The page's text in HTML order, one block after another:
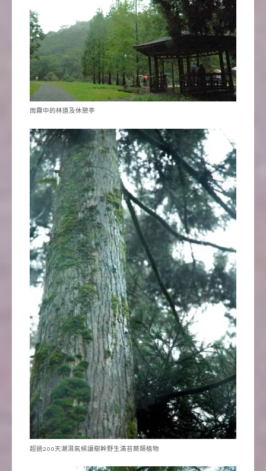
雨霧中的林道及休憩亭
超過200天潮濕氣候讓樹幹野生滿苔蕨類植物